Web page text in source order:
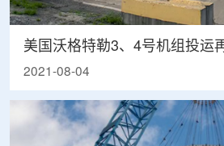
美国沃格特勒3、4号机组投运
2021-08-04